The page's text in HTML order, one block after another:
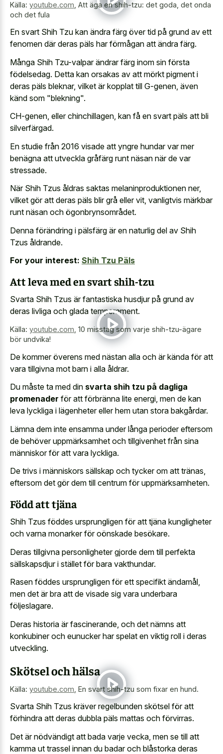
Källa: youtube.com Att äga en shih-tzu: det goda, det onda
och det fula
En svart Shih Tzu kan ändra färg över tid på grund av ett
fenomen där deras päls har förmågan att ändra färg.
Många Shih Tzu-valpar ändrar färg inom sin första
födelsedag. Detta kan orsakas av att mörkt pigment i
deras päls bleknar, vilket är kopplat till G-genen, även
känd som "blekning".
CH-genen, eller chinchillagen, kan få en svart päls att bli
silverfärgad.
En studie från 2016 visade att yngre hundar var mer
benägna att utveckla gråfärg runt näsan när de var
stressade.
När Shih Tzus åldras saktas melaninproduktionen ner,
vilket gör att deras päls blir grå eller vit, vanligtvis märkbar
runt näsan och ögonbrynsområdet.
Denna förändring i pälsfärg är en naturlig del av Shih
Tzus åldrande.
For your interest: Shih Tzu Päls
Att leva med en svart shih-tzu
Svarta Shih Tzus är fantastiska husdjur på grund av
deras livliga och glada temperament.
Källa: youtube.com, 10 misstag som varje shih-tzu-ägare
bör undvika!
De kommer överens med nästan alla och är kända för att
vara tillgivna mot barn i alla åldrar.
Du måste ta med din svarta shih tzu på dagliga
promenader för att förbränna lite energi, men de kan
leva lyckliga i lägenheter eller hem utan stora bakgårdar.
Lämna dem inte ensamma under långa perioder eftersom
de behöver uppmärksamhet och tillgivenhet från sina
människor för att vara lyckliga.
De trivs i människors sällskap och tycker om att tränas,
eftersom det gör dem till centrum för uppmärksamheten.
Född att tjäna
Shih Tzus föddes ursprungligen för att tjäna kungligheter
och varna monarker för oönskade besökare.
Deras tillgivna personligheter gjorde dem till perfekta
sällskapsdjur i stället för bara vakthundar.
Rasen föddes ursprungligen för ett specifikt ändamål,
men det är bra att de visade sig vara underbara
följeslagare.
Deras historia är fascinerande, och det nämns att
konkubiner och eunucker har spelat en viktig roll i deras
utveckling.
Skötsel och hälsa
Källa: youtube.com En svart shih-tzu som fixar en hund.
Svarta Shih Tzus kräver regelbunden skötsel för att
förhindra att deras dubbla päls mattas och förvirras.
Det är nödvändigt att bada varje vecka, men se till att
kamma ut trassel innan du badar och blåstorka deras